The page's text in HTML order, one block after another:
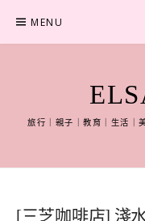
content
MENU
旅行｜親子｜教育｜生活｜
[三芝咖啡店] 淺